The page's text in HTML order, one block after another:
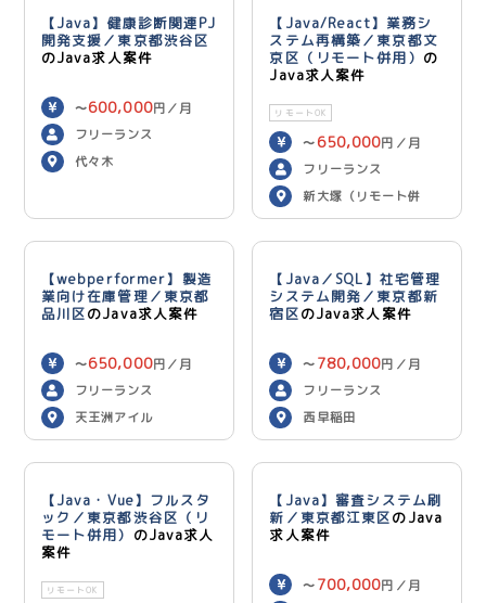
【Java】健康診断関連PJ
開発支援／東京都渋谷区
のJava求人案件
〜600,000円／月
フリーランス
代々木
【Java/React】業務シ
ステム再構築／東京都文
京区（リモート併用） の
Java求人案件
リモートOK
〜 650,000円／月
フリーランス
新大塚（リモート併
用）
【webperformer】製造
業向け在庫管理／東京都
品川区のJava求人案件
〜650,000円／月
フリーランス
天王洲アイル
【Java／SQL】社宅管理
システム開発／東京都新
宿区のJava求人案件
〜 780,000円／月
フリーランス
西早稲田
【Java・Vue】フルスタ
ック／東京都渋谷区（リ
モート併用） のJava求人
案件
リモートOK
【Java】審査システム刷
新／東京都江東区のJava
求人案件
〜 700,000円／月